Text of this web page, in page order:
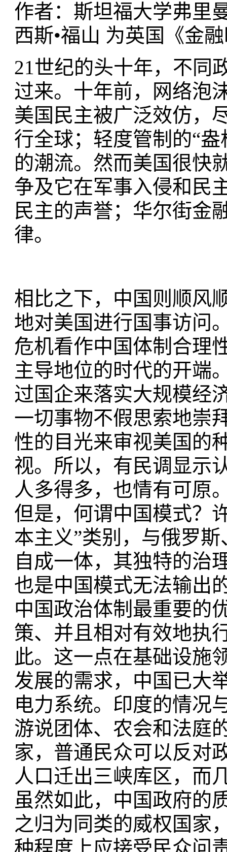
作者：斯坦福大学弗里
西斯•福山 为英国《金
21世纪的头十年，不同
过来。十年前，网络泡
美国民主被广泛效仿，
行全球；轻度管制的“
的潮流。然而美国很快
争及它在军事入侵和民
民主的声誉；华尔街金
律。
相比之下，中国则顺风
地对美国进行国事访问
危机看作中国体制合理
主导地位的时代的开端
过国企来落实大规模经
一切事物不假思索地崇
性的目光来审视美国的
视。所以，有民调显示
人多得多，也情有可原
但是，何谓中国模式？
本主义”类别，与俄罗
自成一体，其独特的治
也是中国模式无法输出
中国政治体制最重要的
策、并且相对有效地执
此。这一点在基础设施
发展的需求，中国已大
电力系统。印度的情况
游说团体、农会和法庭
家，普通民众可以反对
人口迁出三峡库区，而
虽然如此，中国政府的
之归为同类的威权国家